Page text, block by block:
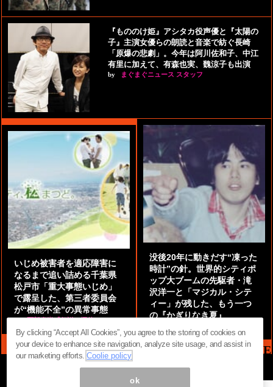
『もののけ姫』アシタカ役声優と『太陽の
子』主演女優らの朗読と音楽で紡ぐ長崎
「原爆の悲劇」。今年は阿川佐和子、中江
有里に加えて、有森也実、魏涼子も出演
by まぐまぐニュース スタッフ
いじめ被害者を適応障害に
なるまで追い詰める千葉県
松戸市「重大事態いじめ」
で露呈した、第三者委員会
が“機能不全”の異常事態
by 阿部泰尚『伝説の探偵』
没後20年に動きだす“凍った
時計”の針。世界的シティポ
ップ大ブームの先駆者・滝
沢洋一と「マジカル・シテ
ィー」が残した、もう一つ
の『かぎりなき夏』
MAG2 NEWS HEADLINE
By clicking “Accept All Cookies”, you agree to the storing of cookies on
your device to enhance site navigation, analyze site usage, and assist in
our marketing efforts.Coolie policy
ok